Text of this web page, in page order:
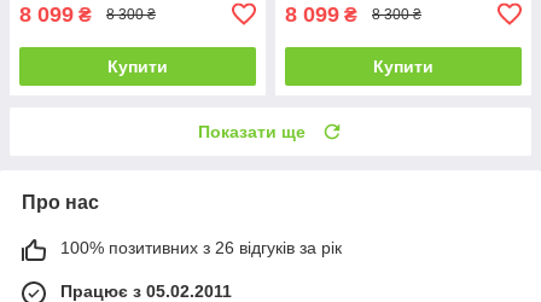
8 099 ₴ 8 300 ₴
Купити
8 099 ₴ 8 300 ₴
Купити
Показати ще
Про нас
100% позитивних з 26 відгуків за рік
Працює з 05.02.2011